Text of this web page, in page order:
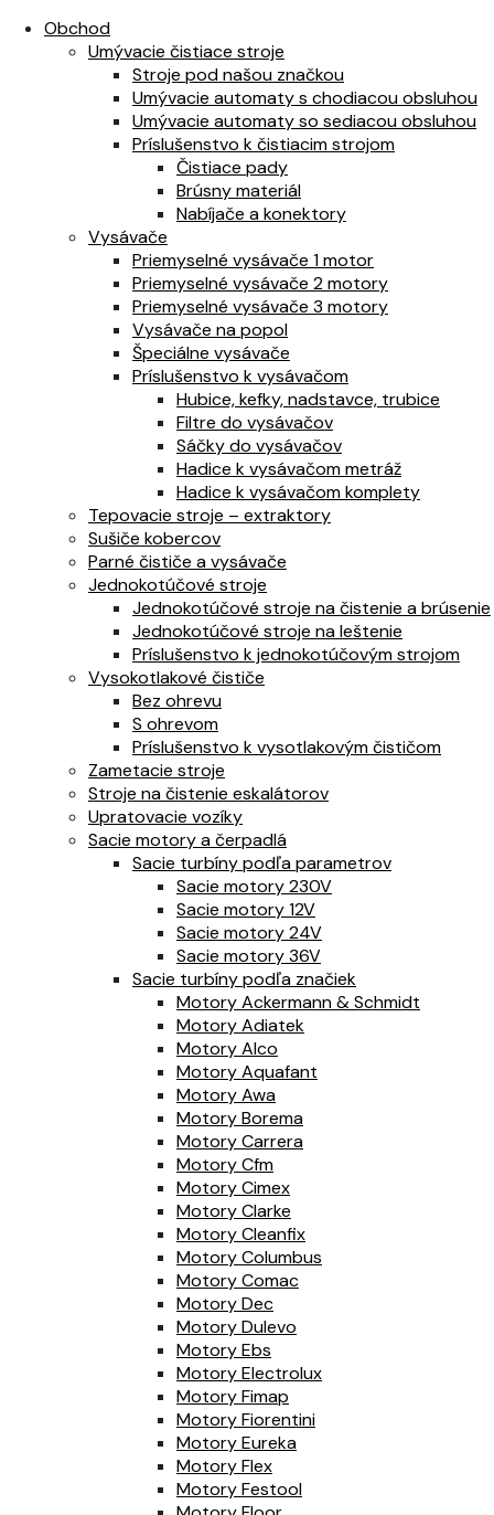
Obchod
Umývacie čistiace stroje
Stroje pod našou značkou
Umývacie automaty s chodiacou obsluhou
Umývacie automaty so sediacou obsluhou
Príslušenstvo k čistiacim strojom
Čistiace pady
Brúsny materiál
Nabíjače a konektory
Vysávače
Priemyselné vysávače 1 motor
Priemyselné vysávače 2 motory
Priemyselné vysávače 3 motory
Vysávače na popol
Špeciálne vysávače
Príslušenstvo k vysávačom
Hubice, kefky, nadstavce, trubice
Filtre do vysávačov
Sáčky do vysávačov
Hadice k vysávačom metráž
Hadice k vysávačom komplety
Tepovacie stroje – extraktory
Sušiče kobercov
Parné čističe a vysávače
Jednokotúčové stroje
Jednokotúčové stroje na čistenie a brúsenie
Jednokotúčové stroje na leštenie
Príslušenstvo k jednokotúčovým strojom
Vysokotlakové čističe
Bez ohrevu
S ohrevom
Príslušenstvo k vysotlakovým čističom
Zametacie stroje
Stroje na čistenie eskalátorov
Upratovacie vozíky
Sacie motory a čerpadlá
Sacie turbíny podľa parametrov
Sacie motory 230V
Sacie motory 12V
Sacie motory 24V
Sacie motory 36V
Sacie turbíny podľa značiek
Motory Ackermann & Schmidt
Motory Adiatek
Motory Alco
Motory Aquafant
Motory Awa
Motory Borema
Motory Carrera
Motory Cfm
Motory Cimex
Motory Clarke
Motory Cleanfix
Motory Columbus
Motory Comac
Motory Dec
Motory Dulevo
Motory Ebs
Motory Electrolux
Motory Fimap
Motory Fiorentini
Motory Eureka
Motory Flex
Motory Festool